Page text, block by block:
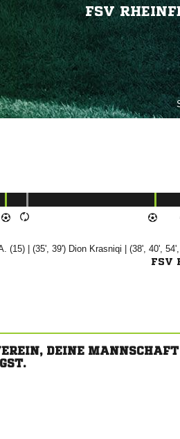
FSV
(15) | (35', 39')   | (38', 40',
FSV
DEINE